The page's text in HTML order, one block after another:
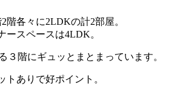
階各々に2LDKの計2部屋。
ースペースは4LDK。
３階にギュッとまとまっています。
トありで好ポイント。